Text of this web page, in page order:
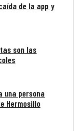
de la app y
son las
una persona
Hermosillo